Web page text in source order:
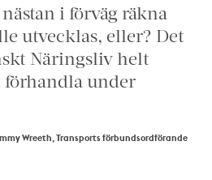
i förväg räkna
utvecklas, eller? Det
Näringsliv helt
förhandla under
Wreeth, Transports förbundsordförande